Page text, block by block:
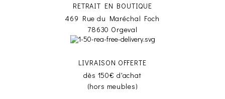
RETRAIT EN BOUTIQUE
469 Rue du Maréchal Foch
78630 Orgeval
LIVRAISON OFFERTE
dès 150€ d'achat
(hors meubles)